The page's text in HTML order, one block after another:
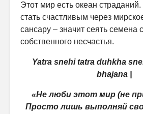
Этот мир есть океан
стать счастливым через
сансару – значит сеять семена
собственного несчастья.
Yatra snehi tatra duhkha
bhajana |
«Не люби этот мир (не
Просто лишь выполняй